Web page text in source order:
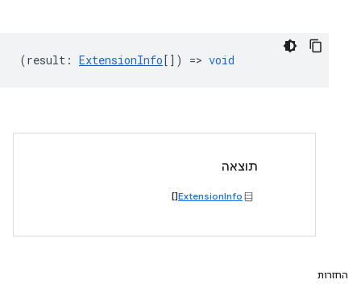
(result : ExtensionInfo[]) => void
תוצאה
ExtensionInfo
[]
החזרות